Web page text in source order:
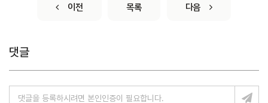
이전 목록 다음
댓글